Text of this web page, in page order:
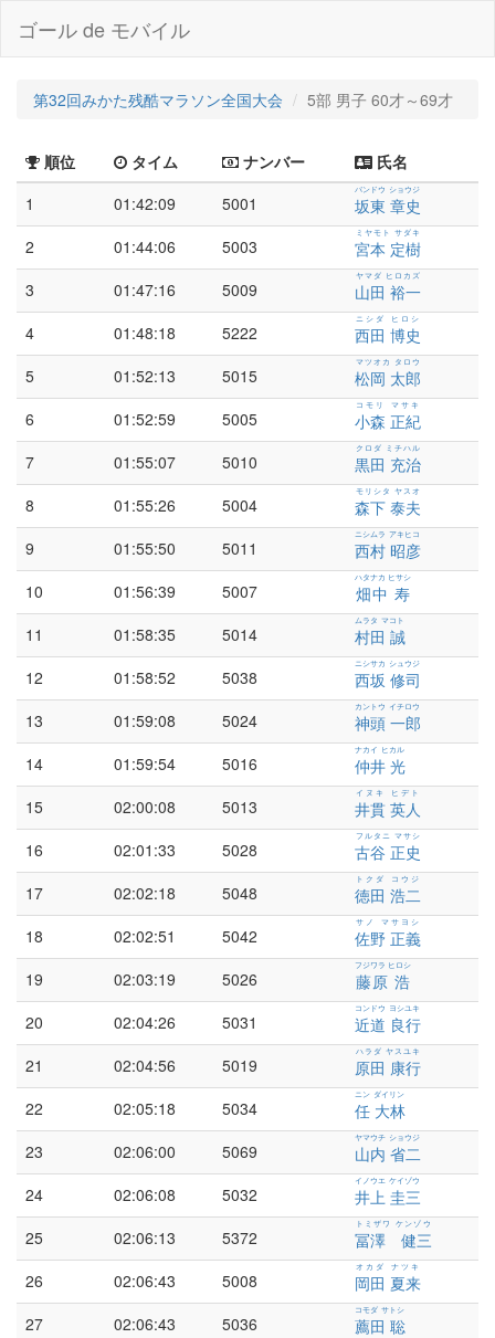
ゴール de モバイル
第32回みかた残酷マラソン全国大会 5部 男子 60才～69才
順位 タイム ナンバー
氏名
1
01:42:09 5001 坂東 章史
バンドウ ショウジ
2 01:44:06 5003 宮本 定樹
ミヤモト サダキ
3 01:47:16 5009 山田 裕一
ヤマダ ヒロカズ
4 01:48:18 5222 西田 博史
ニシダ ヒロシ
5 01:52:13 5015 松岡 太郎
マツオカ タロウ
6 01:52:59 5005 小森 正紀
コモリ マサキ
7 01:55:07 5010 黒田 充治
クロダ ミチハル
8 01:55:26 5004 森下 泰夫
モリシタ ヤスオ
9 01:55:50 5011 西村 昭彦
ニシムラ アキヒコ
10 01:56:39 5007 畑中 寿
ハタナカ ヒサシ
11 01:58:35 5014 村田 誠
ムラタ マコト
12 01:58:52 5038 西坂 修司
ニシサカ シュウジ
13 01:59:08 5024 神頭 一郎
カントウ イチロウ
14 01:59:54 5016 仲井 光
ナカイ ヒカル
15 02:00:08 5013 井貫 英人
イヌキ ヒデト
16 02:01:33 5028 古谷 正史
フルタニ マサシ
17 02:02:18 5048 徳田 浩二
トクダ コウジ
18 02:02:51 5042 佐野 正義
サノ マサヨシ
19 02:03:19 5026 藤原 浩
フジワラ ヒロシ
20 02:04:26 5031 近道 良行
コンドウ ヨシユキ
21 02:04:56 5019 原田 康行
ハラダ ヤスユキ
22 02:05:18 5034 任 大林
ニン ダイリン
23 02:06:00 5069 山内 省二
ヤマウチ ショウジ
24 02:06:08 5032 井上 圭三
イノウエ ケイゾウ
25 02:06:13 5372 冨澤 健三
トミザワ ケンゾウ
26 02:06:43 5008 岡田 夏来
オカダ ナツキ
27 02:06:43 5036 薦田 聡
コモダ サトシ